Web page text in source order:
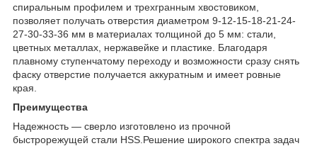
спиральным профилем и трехгранным хвостовиком,
позволяет получать отверстия диаметром 9-12-15-18-21-24-
27-30-33-36 мм в материалах толщиной до 5 мм: стали,
цветных металлах, нержавейке и пластике. Благодаря
плавному ступенчатому переходу и возможности сразу снять
фаску отверстие получается аккуратным и имеет ровные
края.
Преимущества
Надежность — сверло изготовлено из прочной
быстрорежущей стали HSS.Решение широкого спектра задач